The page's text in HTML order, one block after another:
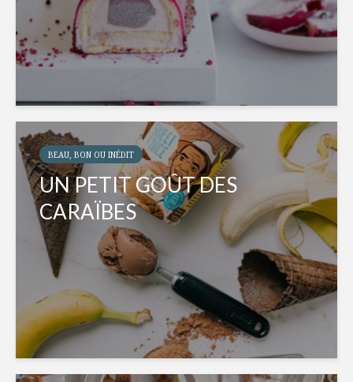
BEAU, BON OU INÉDIT
UN PETIT GOÛT DES
CARAÏBES